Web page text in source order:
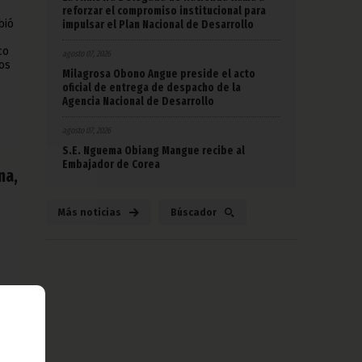
reforzar el compromiso institucional para
impulsar el Plan Nacional de Desarrollo
agosto 07, 2026
Milagrosa Obono Angue preside el acto
oficial de entrega de despacho de la
Agencia Nacional de Desarrollo
agosto 07, 2026
S.E. Nguema Obiang Mangue recibe al
Embajador de Corea
Más noticias Búscador